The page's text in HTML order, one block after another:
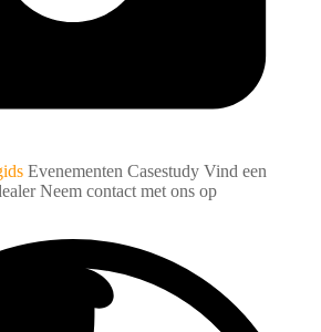
Evenementen Casestudy Vind een
Neem contact met ons op